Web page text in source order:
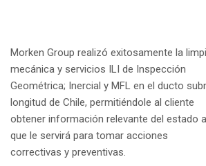
Morken Group realizó exitosamente la
mecánica y servicios ILI de Inspección
Geométrica; Inercial y MFL en el ducto
longitud de Chile, permitiéndole al cliente
obtener información relevante del estado
que le servirá para tomar acciones
correctivas y preventivas.